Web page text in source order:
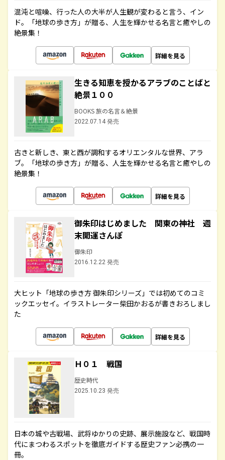
混沌と喧噪、行った人の大半が人生観が変わると言う、イン
ド。「地球の歩き方」が贈る、人生を輝かせる名言と癒やしの
絶景集！
詳細を見る
生きる知恵を授かるアラブのことばと
絶景１００
BOOKS 旅の名言＆絶景
2022.07.14 発売
古きと新しき、東と西が調和するオリエンタルな世界、アラ
ブ。「地球の歩き方」が贈る、人生を輝かせる名言と癒やしの
絶景集！
詳細を見る
御朱印はじめました 関東の神社 週
末開運さんぽ
御朱印
2016.12.22 発売
大ヒット「地球の歩き方 御朱印シリーズ」では初めてのコミ
ックエッセイ。イラストレーター柴田かおるが書きおろしまし
た
詳細を見る
Ｈ０１ 戦国
歴史時代
2025.10.23 発売
日本の城や古戦場、武将ゆかりの史跡、展示施設など、戦国時
代にまつわるスポットを徹底ガイドする歴史ファン必携の一
冊。